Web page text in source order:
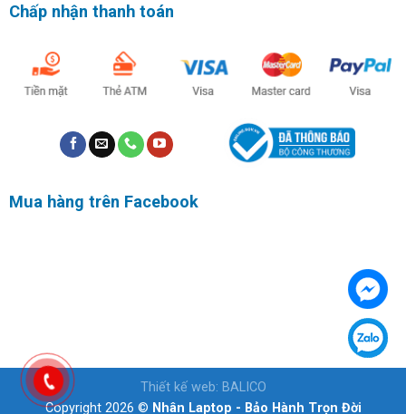
Chấp nhận thanh toán
Mua hàng trên Facebook
Thiết kế web: BALICO
Copyright 2026 © Nhân Laptop - Bảo Hành Trọn Đời